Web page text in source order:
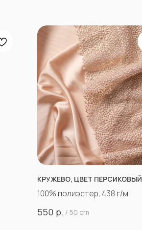
КРУЖЕВО, ЦВЕТ ПЕРСИКОВЫЙ
100% полиэстер, 438 г/м
550 р. / 50 cm